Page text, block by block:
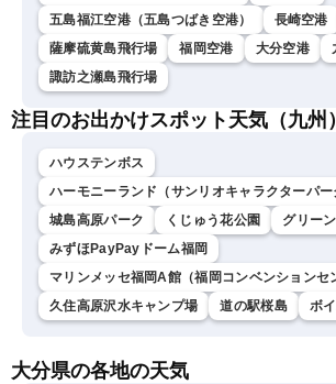
五島福江空港（五島つばき空港） 長崎空港
薩摩硫黄島飛行場
福岡空港 大分空港
諏訪之瀬島飛行場
注目のお出かけスポット天気（九州）
ハウステンボス
ハーモニーランド（サンリオキャラクターパー
城島高原パーク
くじゅう花公園
グリー
みずほPayPayドーム福岡
マリンメッセ福岡A館（福岡コンベンションセ
久住高原沢水キャンプ場
道の駅桜島 ボ
大分県の各地の天気